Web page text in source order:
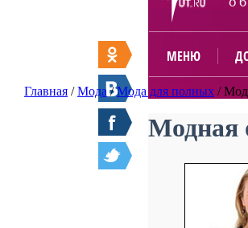
МЕНЮ
Главная /Мода /Мода для полных /
Модная